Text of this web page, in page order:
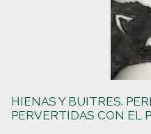
HIENAS Y BUITRES.
PERVERTIDAS CON EL